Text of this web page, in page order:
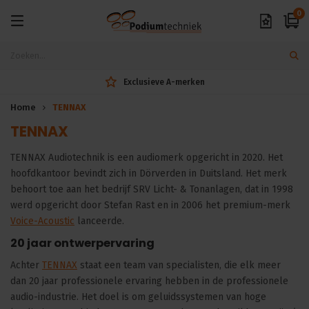
0
Exclusieve A-merken
Home TENNAX
TENNAX
TENNAX Audiotechnik is een audiomerk opgericht in 2020. Het
hoofdkantoor bevindt zich in Dörverden in Duitsland. Het merk
behoort toe aan het bedrijf SRV Licht- & Tonanlagen, dat in 1998
werd opgericht door Stefan Rast en in 2006 het premium-merk
Voice-Acoustic lanceerde.
20 jaar ontwerpervaring
Achter TENNAX staat een team van specialisten, die elk meer
dan 20 jaar professionele ervaring hebben in de professionele
audio-industrie. Het doel is om geluidssystemen van hoge